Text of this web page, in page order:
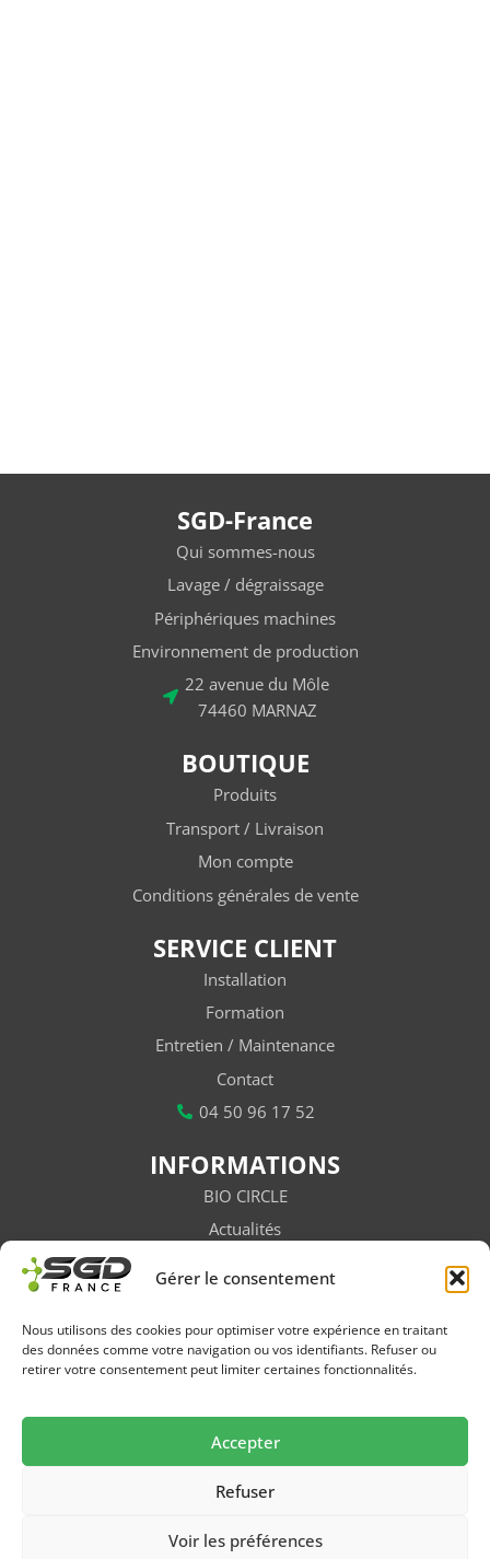
Gérer le consentement
Nous utilisons des cookies pour optimiser votre expérience en traitant
des données comme votre navigation ou vos identifiants. Refuser ou
retirer votre consentement peut limiter certaines fonctionnalités.
Accepter
Refuser
Voir les préférences
SGD-France
Qui sommes-nous
Lavage / dégraissage
Périphériques machines
Environnement de production
22 avenue du Môle
74460 MARNAZ
BOUTIQUE
Produits
Transport / Livraison
Mon compte
Conditions générales de vente
SERVICE CLIENT
Installation
Formation
Entretien / Maintenance
Contact
04 50 96 17 52
INFORMATIONS
BIO CIRCLE
Actualités
Salons / Évènements
Newsletter
Suivez-nous sur les réseaux